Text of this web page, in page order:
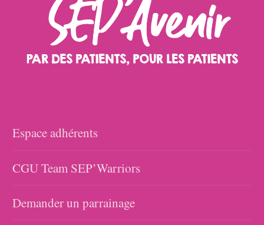
Espace adhérents
CGU Team SEP’Warriors
Demander un parrainage